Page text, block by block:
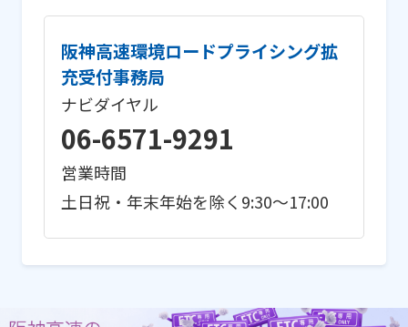
阪神高速環境ロードプライシング拡
充受付事務局
ナビダイヤル
06-6571-9291
営業時間
土日祝・年末年始を除く9:30〜17:00